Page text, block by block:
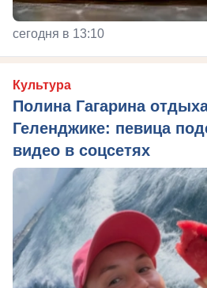
сегодня в 13:10
Культура
Полина Гагарина
Геленджике: певица
видео в соцсетях